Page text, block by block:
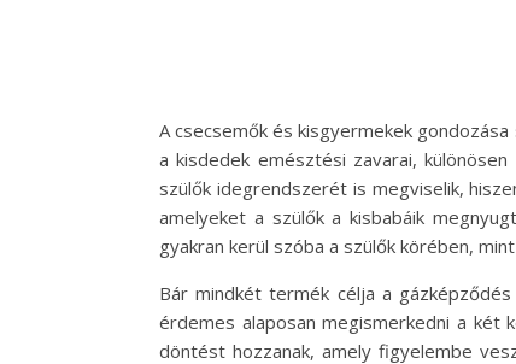
A csecsemők és kisgyermekek
a kisdedek emésztési zavarai,
szülők idegrendszerét is megviselik,
amelyeket a szülők a kisbabáik
gyakran kerül szóba a szülők körében,
Bár mindkét termék célja a
érdemes alaposan megismerkedni a két
döntést hozzanak, amely figyelembe